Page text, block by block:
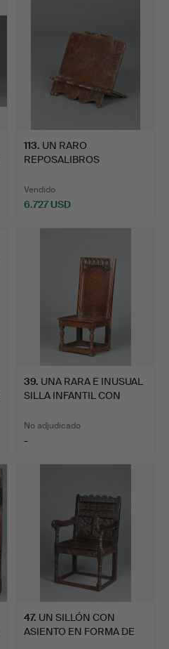
113. UN RARO
REPOSALIBROS
TUD…
Vendido
6.727 USD
39. UNA RARA E INUSUAL
SILLA INFANTIL CON
No adjudicado
-
47. UN SILLÓN CON
ASIENTO EN FORMA DE